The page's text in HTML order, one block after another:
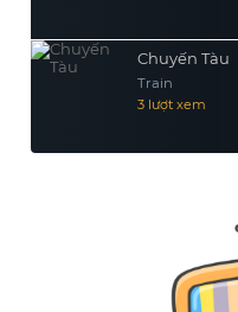
Chuyến Tàu
Train
3 lượt xem